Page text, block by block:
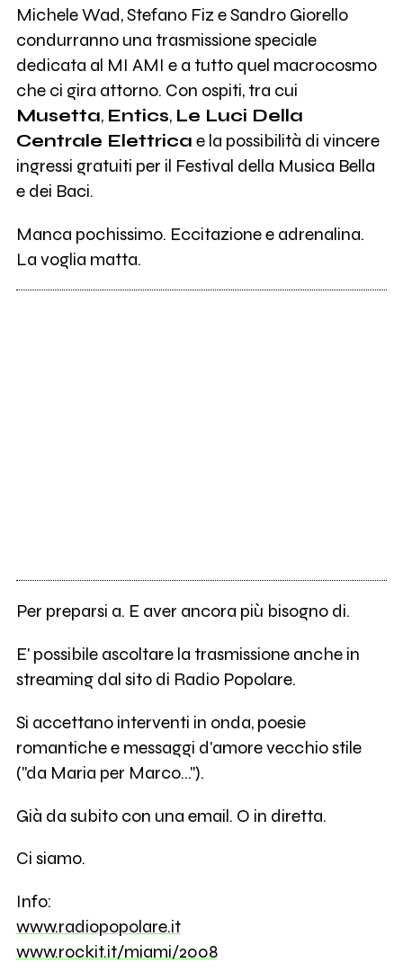
Michele Wad, Stefano Fiz e Sandro Giorello
condurranno una trasmissione speciale
dedicata al MI AMI e a tutto quel macrocosmo
che ci gira attorno. Con ospiti, tra cui
Musetta, Entics, Le Luci Della
Centrale Elettrica e la possibilità di vincere
ingressi gratuiti per il Festival della Musica Bella
e dei Baci.
Manca pochissimo. Eccitazione e adrenalina.
La voglia matta.
Per preparsi a. E aver ancora più bisogno di.
E' possibile ascoltare la trasmissione anche in
streaming dal sito di Radio Popolare.
Si accettano interventi in onda, poesie
romantiche e messaggi d'amore vecchio stile
("da Maria per Marco...").
Già da subito con una email. O in diretta.
Ci siamo.
Info:
www.radiopopolare.it
www.rockit.it/miami/2008